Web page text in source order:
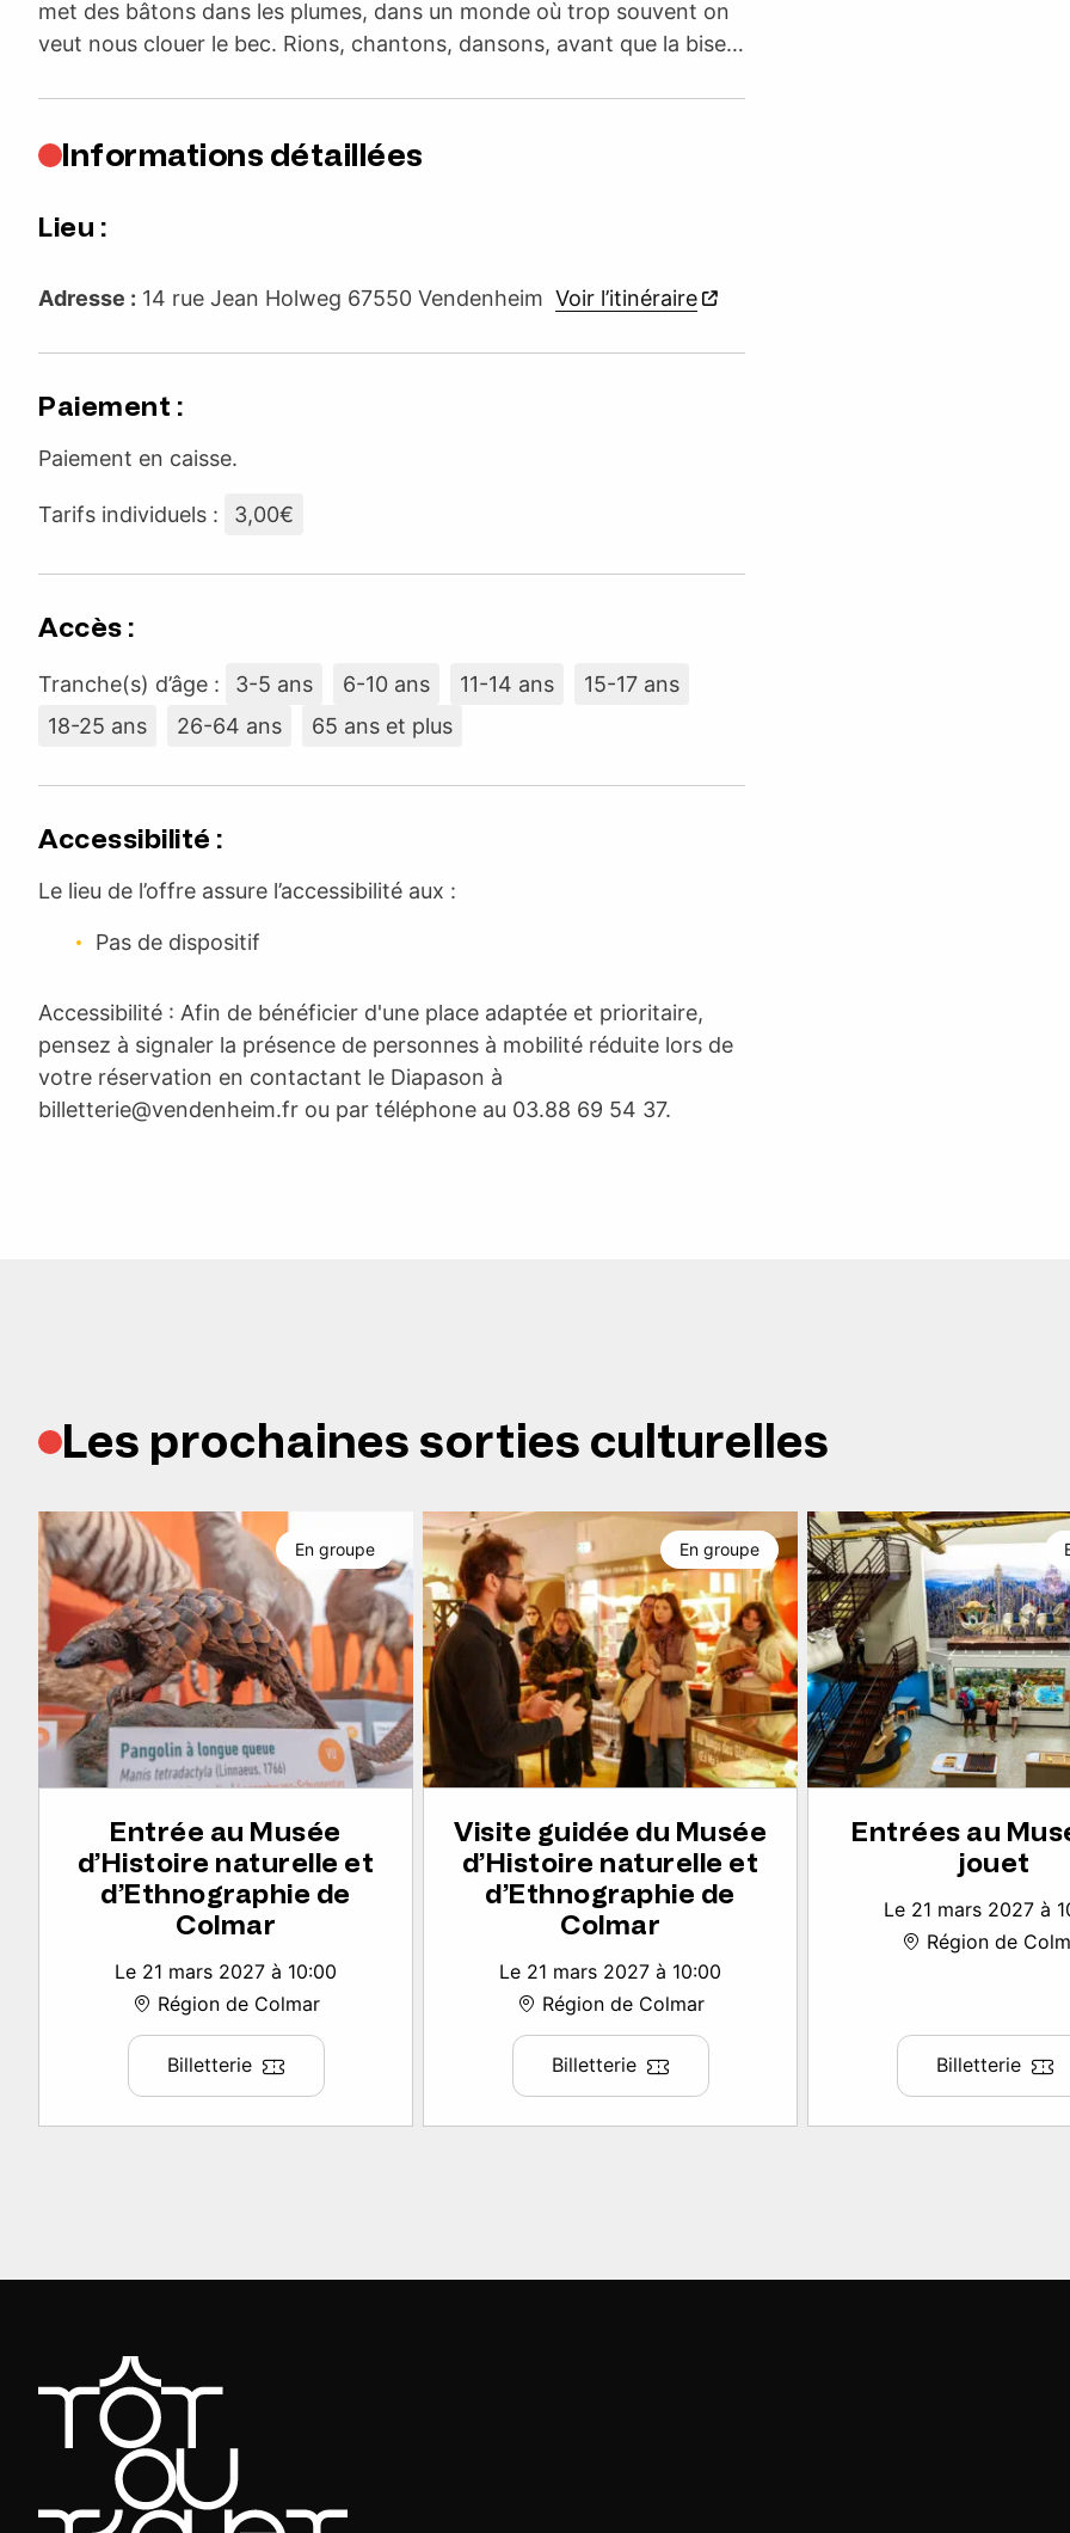
met des bâtons dans les plumes, dans un monde où trop souvent on
veut nous clouer le bec. Rions, chantons, dansons, avant que la bise…
Informations détaillées
Lieu :
Adresse : 14 rue Jean Holweg 67550 Vendenheim Voir l’itinéraire
Paiement :
Paiement en caisse.
Tarifs individuels : 3,00€
Accès :
Tranche(s) d’âge : 3-5 ans 6-10 ans 11-14 ans
15-17 ans
18-25 ans
26-64 ans 65 ans et plus
Accessibilité :
Le lieu de l’offre assure l’accessibilité aux :
Pas de dispositif
Accessibilité : Afin de bénéficier d'une place adaptée et prioritaire,
pensez à signaler la présence de personnes à mobilité réduite lors de
votre réservation en contactant le Diapason à
billetterie@vendenheim.fr ou par téléphone au 03.88 69 54 37.
Les prochaines sorties culturelles
Entrée au Musée
d’Histoire naturelle et
d’Ethnographie de
Colmar
Le 21 mars 2027 à 10:00
Région de Colmar
Billetterie
En groupe
Visite guidée du Musée
d’Histoire naturelle et
d’Ethnographie de
Colmar
Le 21 mars 2027 à 10:00
Région de Colmar
Billetterie
En groupe
Entrées au
jouet
Le 21 mars 2027 à
Région de
Billetterie